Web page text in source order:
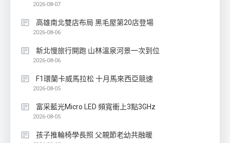
2026-08-07
高雄南北雙店布局 黑毛屋第20店登場
2026-08-06
新北慢旅行開跑 山林溫泉河景一次到位
2026-08-06
F1環蘭卡威馬拉松 十月馬來西亞競速
2026-08-05
富采藍光Micro LED 頻寬衝上3點3GHz
2026-08-05
孩子推輪椅學長照 父親節老幼共融暖